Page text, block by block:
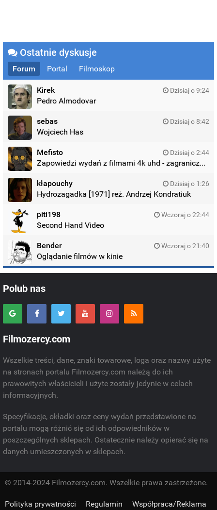
Ostatnie dyskusje
Forum Portal Filmoskop
Kirek Dzisiaj o 9:24
Pedro Almodovar
sebas Dzisiaj o 8:42
Wojciech Has
Mefisto Dzisiaj o 2:44
Zapowiedzi wydań z filmami 4k uhd - zagraniczne wydania
kłapouchy Dzisiaj o 1:26
Hydrozagadka [1971] reż. Andrzej Kondratiuk
piti198 Wczoraj o 22:44
Second Hand Video
Bender Wczoraj o 21:40
Oglądanie filmów w kinie
Polub nas
Filmozercy.com
Wszelkie treści, dane, znaki towarowe, loga oraz nazwy użyte
na stronach portalu Filmozercy.com należą do ich
prawowitych właścicieli i użyte zostały jedynie w celach
informacyjnych.
Specyfikacje, okładki oraz ceny wydań przedstawione na
portalu mogą różnić się od ich odpowiedników w
poszczególnych sklepach. Ostatecznie należy opierać się na
danych umieszczonych w sklepach.
© 2014-2024 Filmozercy.com. Wszelkie prawa zastrzeżone.
Polityka prywatności Regulamin Współpraca/Reklama